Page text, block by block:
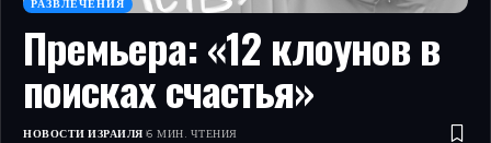
РАЗВЛЕЧЕНИЯ
Премьера: «12 клоунов в
поисках счастья»
НОВОСТИ ИЗРАИЛЯ 6 МИН. ЧТЕНИЯ